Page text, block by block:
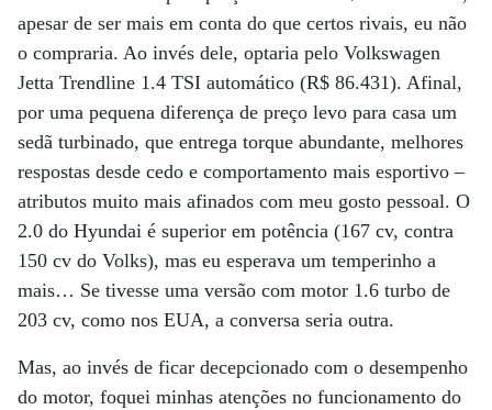
apesar de ser mais em conta do que certos rivais, eu não
o compraria. Ao invés dele, optaria pelo Volkswagen
Jetta Trendline 1.4 TSI automático (R$ 86.431). Afinal,
por uma pequena diferença de preço levo para casa um
sedã turbinado, que entrega torque abundante, melhores
respostas desde cedo e comportamento mais esportivo –
atributos muito mais afinados com meu gosto pessoal. O
2.0 do Hyundai é superior em potência (167 cv, contra
150 cv do Volks), mas eu esperava um temperinho a
mais… Se tivesse uma versão com motor 1.6 turbo de
203 cv, como nos EUA, a conversa seria outra.
Mas, ao invés de ficar decepcionado com o desempenho
do motor, foquei minhas atenções no funcionamento do